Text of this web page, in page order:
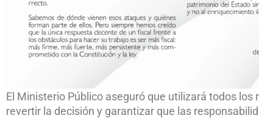
El Ministerio Público aseguró que utilizará todos
revertir la decisión y garantizar que las